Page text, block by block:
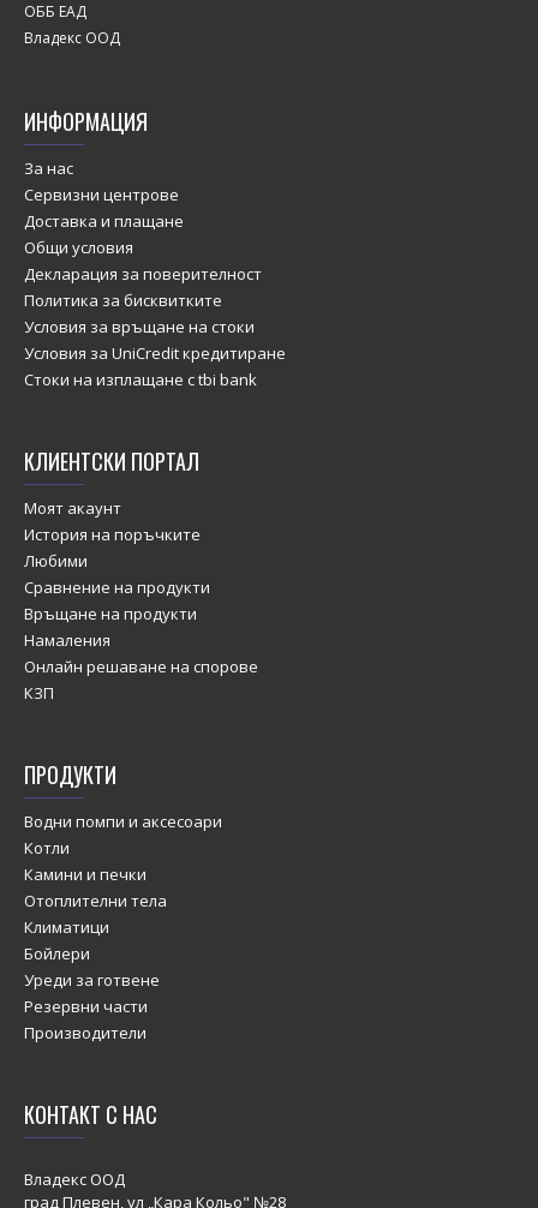
ОББ ЕАД
Владекс ООД
ИНФОРМАЦИЯ
За нас
Сервизни центрове
Доставка и плащане
Общи условия
Декларация за поверителност
Политика за бисквитките
Условия за връщане на стоки
Условия за UniCredit кредитиране
Стоки на изплащане с tbi bank
КЛИЕНТСКИ ПОРТАЛ
Моят акаунт
История на поръчките
Любими
Сравнение на продукти
Връщане на продукти
Намаления
Онлайн решаване на спорове
КЗП
ПРОДУКТИ
Водни помпи и аксесоари
Котли
Камини и печки
Отоплителни тела
Климатици
Бойлери
Уреди за готвене
Резервни части
Производители
КОНТАКТ С НАС
Владекс ООД
град Плевен, ул „Кара Кольо" №28